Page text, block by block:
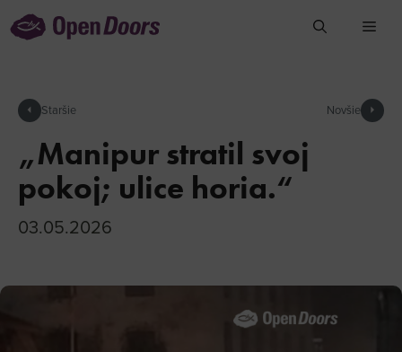
Preskočiť
na
arrow_left Staršie Novšie arrow_right
„Manipur stratil svoj
pokoj; ulice horia.“
03.05.2026